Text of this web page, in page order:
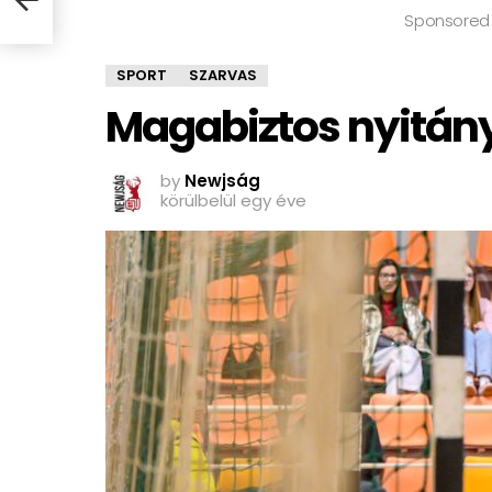
SPORT SZARVAS
Magabiztos
by Newjság
körülbelül egy éve